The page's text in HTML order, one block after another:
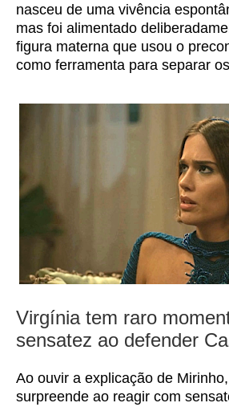
nasceu de uma vivência
mas foi alimentado
figura materna que usou o
como ferramenta para separar
Virgínia tem raro
sensatez ao defender
Ao ouvir a explicação de
surpreende ao reagir com